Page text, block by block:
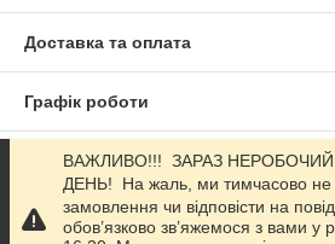
Доставка та оплата
Графік роботи
Повна версія сайту
Сайт створено на маркетплейсі
ВАЖЛИВО!!! ЗАРАЗ НЕРОБОЧИЙ
ДЕНЬ! На жаль, ми тимчасово
замовлення чи відповісти на
обов’язково зв’яжемося з вами у